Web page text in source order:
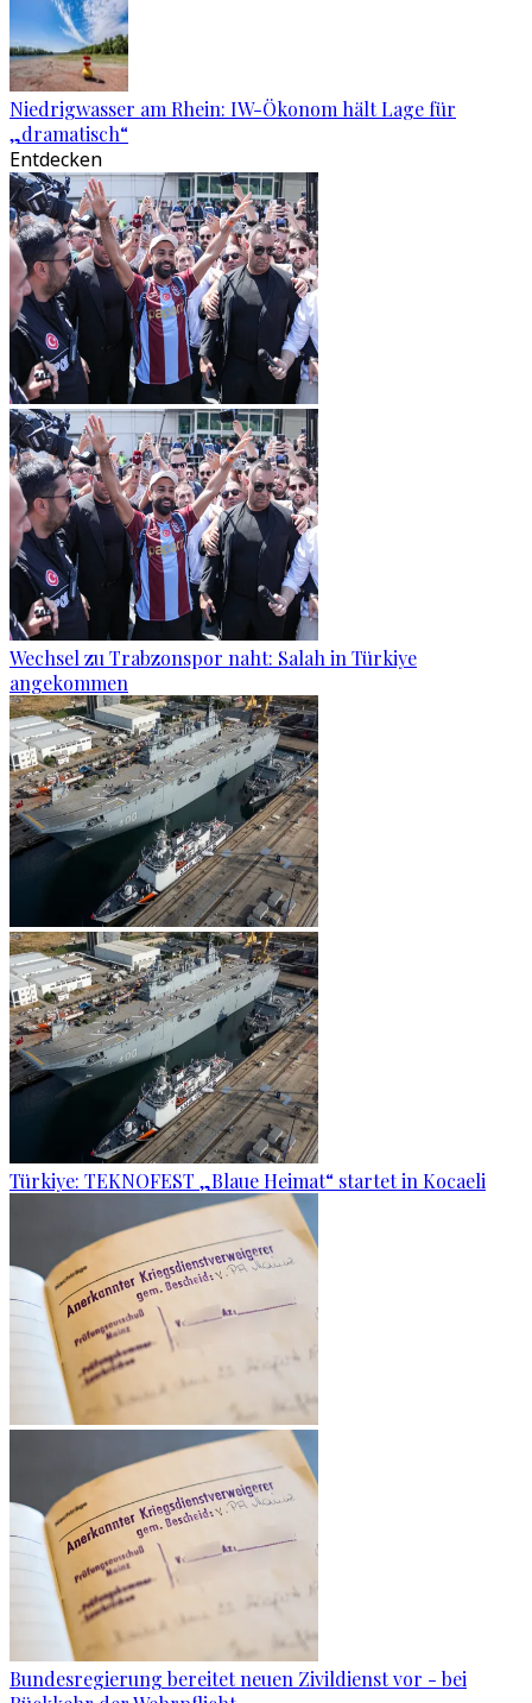
Niedrigwasser am Rhein: IW-Ökonom hält Lage für
„dramatisch“
Entdecken
Wechsel zu Trabzonspor naht: Salah in Türkiye
angekommen
Türkiye: TEKNOFEST „Blaue Heimat“ startet in Kocaeli
Bundesregierung bereitet neuen Zivildienst vor - bei